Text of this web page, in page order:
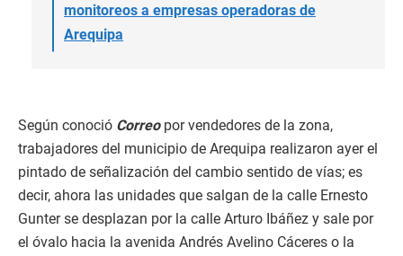
monitoreos a empresas operadoras de
Arequipa
Según conoció Correopor vendedores de la zona,
trabajadores del municipio de Arequipa realizaron ayer el
pintado de señalización del cambio sentido de vías; es
decir, ahora las unidades que salgan de la calle Ernesto
Gunter se desplazan por la calle Arturo Ibáñez y sale por
el óvalo hacia la avenida Andrés Avelino Cáceres o la